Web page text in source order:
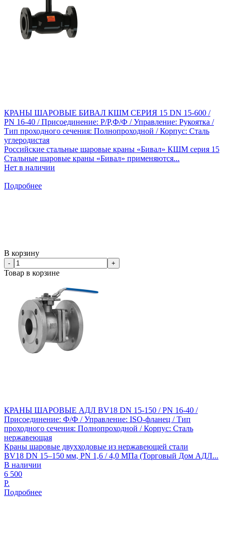
КРАНЫ ШАРОВЫЕ БИВАЛ КШМ СЕРИЯ 15 DN 15-600 /
PN 16-40 / Присоединение: Р/Р,Ф/Ф / Управление: Рукоятка /
Тип проходного сечения: Полнопроходной / Корпус: Сталь
углеродистая
Российские стальные шаровые краны «Бивал» КШМ серия 15
Стальные шаровые краны «Бивал» применяются...
Нет в наличии
Подробнее
В корзину
- +
Товар в корзине
КРАНЫ ШАРОВЫЕ АДЛ BV18 DN 15-150 / PN 16-40 /
Присоединение: Ф/Ф / Управление: ISO-фланец / Тип
проходного сечения: Полнопроходной / Корпус: Сталь
нержавеющая
Краны шаровые двухходовые из нержавеющей стали
BV18 DN 15–150 мм, PN 1,6 / 4,0 МПа (Торговый Дом АДЛ...
В наличии
6 500
Р.
Подробнее